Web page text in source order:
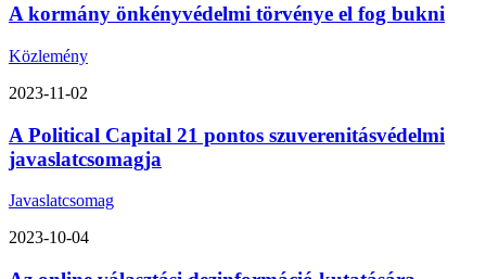
A kormány önkényvédelmi törvénye el fog bukni
Közlemény
2023-11-02
A Political Capital 21 pontos szuverenitásvédelmi
javaslatcsomagja
Javaslatcsomag
2023-10-04